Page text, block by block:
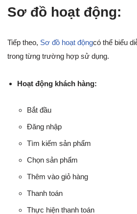
Sơ đồ hoạt động:
Tiếp theo, Sơ đồ hoạt độngcó thể biểu
trong từng trường hợp sử dụng.
Hoạt động khách hàng:
Bắt đầu
Đăng nhập
Tìm kiếm sản phẩm
Chọn sản phẩm
Thêm vào giỏ hàng
Thanh toán
Thực hiện thanh toán